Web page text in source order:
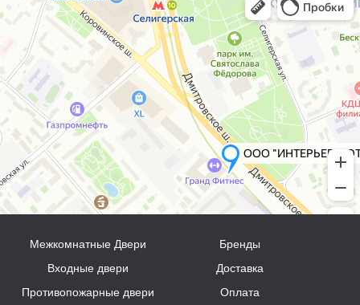
Межкомнатные Двери
Входные двери
Противопожарные двери
Бренды
Доставка
Оплата